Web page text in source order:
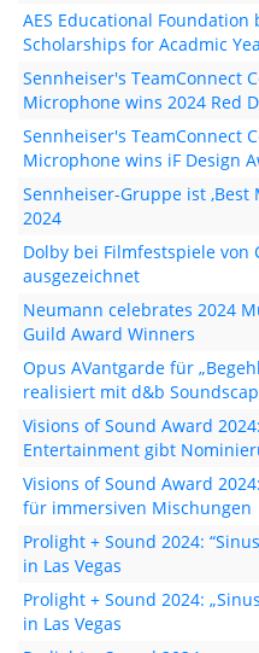
AES Educational Foundation
Scholarships for Acadmic
Sennheiser's TeamConnect
Microphone wins 2024 Red
Sennheiser's TeamConnect
Microphone wins iF Design
Sennheiser-Gruppe ist ‚Best
2024
Dolby bei Filmfestspiele von
ausgezeichnet
Neumann celebrates 2024
Guild Award Winners
Opus AVantgarde für
realisiert mit d&b
Visions of Sound Award
Entertainment gibt
Visions of Sound Award
für immersiven Mischungen
Prolight + Sound 2024:
in Las Vegas
Prolight + Sound 2024:
in Las Vegas